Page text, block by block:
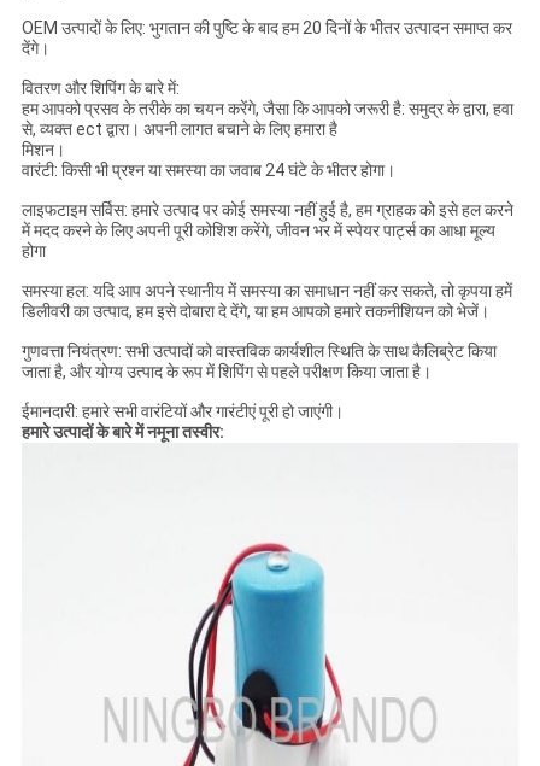
OEM उत्पादों के लिए: भुगतान की पुष्टि के बाद हम 20 दिनों के भीतर उत्पादन समाप्त कर
देंगे।
वितरण और शिपिंग के बारे में:
हम आपको प्रसव के तरीके का चयन करेंगे, जैसा कि आपको जरूरी है: समुद्र के द्वारा, हवा
से, व्यक्त ect द्वारा। अपनी लागत बचाने के लिए हमारा है
मिशन।
वारंटी: किसी भी प्रश्न या समस्या का जवाब 24 घंटे के भीतर होगा।
लाइफटाइम सर्विस: हमारे उत्पाद पर कोई समस्या नहीं हुई है, हम ग्राहक को इसे हल करने
में मदद करने के लिए अपनी पूरी कोशिश करेंगे, जीवन भर में स्पेयर पार्ट्स का आधा मूल्य
होगा
समस्या हल: यदि आप अपने स्थानीय में समस्या का समाधान नहीं कर सकते, तो कृपया हमें
डिलीवरी का उत्पाद, हम इसे दोबारा दे देंगे, या हम आपको हमारे तकनीशियन को भेजें।
गुणवत्ता नियंत्रण: सभी उत्पादों को वास्तविक कार्यशील स्थिति के साथ कैलिब्रेट किया
जाता है, और योग्य उत्पाद के रूप में शिपिंग से पहले परीक्षण किया जाता है।
ईमानदारी: हमारे सभी वारंटियों और गारंटीएं पूरी हो जाएंगी।
हमारे उत्पादों के बारे में नमूना तस्वीर: